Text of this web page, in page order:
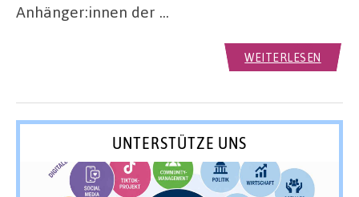
Anhänger:innen der …
WEITERLESEN
UNTERSTÜTZE UNS